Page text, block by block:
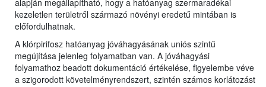
alapján megállapítható, hogy a hatóanyag szermaradékai
kezeletlen területről származó növényi eredetű mintában is
előfordulhatnak.
A klórpirifosz hatóanyag jóváhagyásának uniós szintű
megújítása jelenleg folyamatban van. A jóváhagyási
folyamathoz beadott dokumentáció értékelése, figyelembe véve
a szigorodott követelményrendszert, szintén számos korlátozást